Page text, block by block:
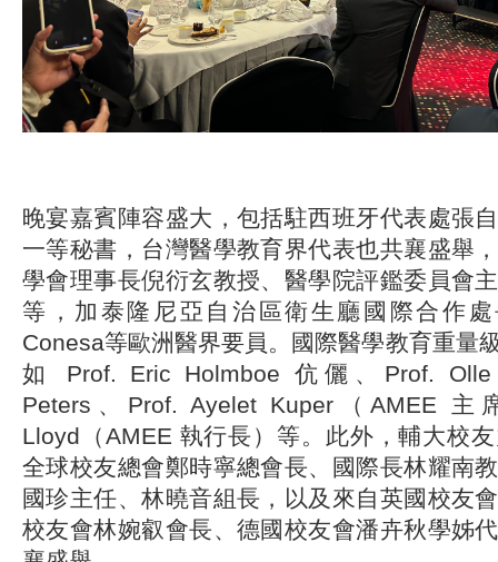
晚宴嘉賓陣容盛大，包括駐西班牙代表處張
一等秘書，台灣醫學教育界代表也共襄盛舉
學會理事長倪衍玄教授、醫學院評鑑委員會
等，加泰隆尼亞自治區衛生廳國際合作處
Conesa等歐洲醫界要員。國際醫學教育重量
如 Prof. Eric Holmboe 伉儷、Prof.
Peters、Prof. Ayelet Kuper（AMEE 主
Lloyd（AMEE 執行長）等。此外，輔大校
全球校友總會鄭時寧總會長、國際長林耀南
國珍主任、林曉音組長，以及來自英國校友
校友會林婉叡會長、德國校友會潘卉秋學姊